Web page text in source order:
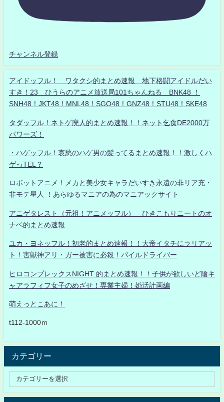
チャンネル登録
アイドッフル！ ワタクシ的まとめ速報 地下格闘アイドルだい
すき！23 ひうらのアニメ放送局101ちゃんねる BNK48 ！
SNH48！JKT48！MNL48！SGO48！GNZ48！STU48！SKE48
タダッフル！ネトゲ廃人的まとめ速報！！ネット乞食DE2000万
パワーズ！
・ハゲッフル！哀愁のハゲ男の髪ってるまとめ速報！！激しくハ
ゲっTEL？
ロボットアニメ！メカと美少女キャラだいすき永遠の非リア充・
非モテ星人 ！あらゆるマニアの為のマニアックサイト
アニゲタレスト（元祖！アニメッフル） ひきこもりニートのオ
ナベ的まとめ速報
ユカ・ヨネッフル！初老的まとめ速報！！大帝イタチにラリアッ
ト！害獣神アリ・ガー被害に必殺！パイルドライバー
ヒロコンプレックスNIGHT 的まとめ速報！！子供が欲しいど陰キ
ャアラフィフ女子のめざせ！専業主婦！婚活計画編
萌えっとこあに！
t112-1000ｍ
カテゴリー